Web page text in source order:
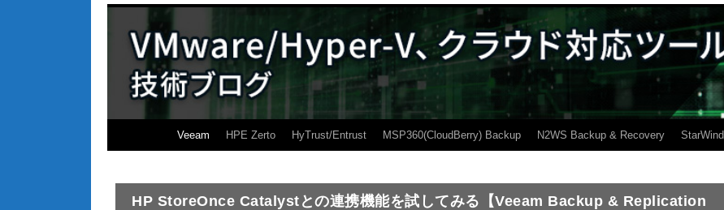
Veeam HPE Zerto HyTrust/Entrust MSP360(CloudBerry) Backup N2WS Backup & Recovery StarWind
HP StoreOnce Catalystとの連携機能を試してみる【Veeam Backup & Replication